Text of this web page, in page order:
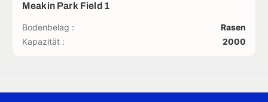
Meakin Park Field 1
Bodenbelag :
Rasen
Kapazität :
2000